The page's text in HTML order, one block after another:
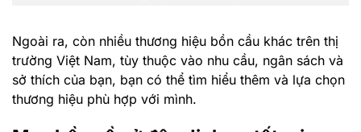
Ngoài ra, còn nhiều thương hiệu bồn cầu khác trên thị
trường Việt Nam, tùy thuộc vào nhu cầu, ngân sách và
sở thích của bạn, bạn có thể tìm hiểu thêm và lựa chọn
thương hiệu phù hợp với mình.